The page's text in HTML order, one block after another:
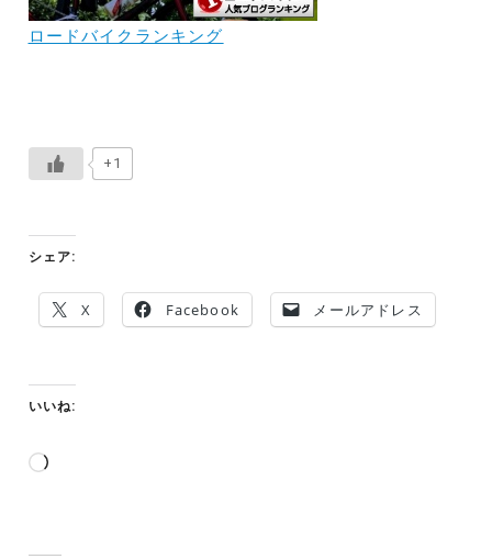
ロードバイクランキング
+1
シェア:
X Facebook メールアドレス
いいね:
読